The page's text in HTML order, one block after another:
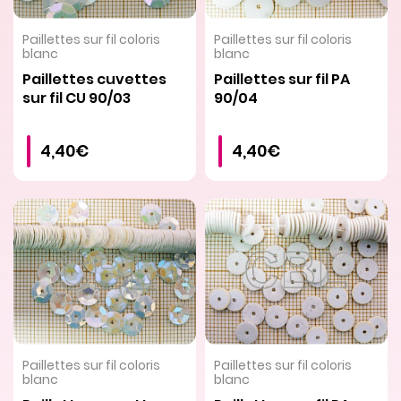
VOIR LE PRODUIT
Paillettes sur fil coloris
blanc
Paillettes cuvettes
sur fil CU 90/03
4,40€
VOIR LE PRODUIT
Paillettes sur fil coloris
blanc
Paillettes sur fil PA
90/04
4,40€
VOIR LE PRODUIT
Paillettes sur fil coloris
blanc
VOIR LE PRODUIT
Paillettes sur fil coloris
blanc